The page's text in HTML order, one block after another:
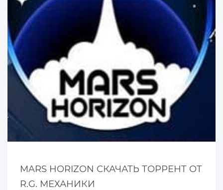
MARS HORIZON СКАЧАТЬ ТОРРЕНТ ОТ
R.G. МЕХАНИКИ